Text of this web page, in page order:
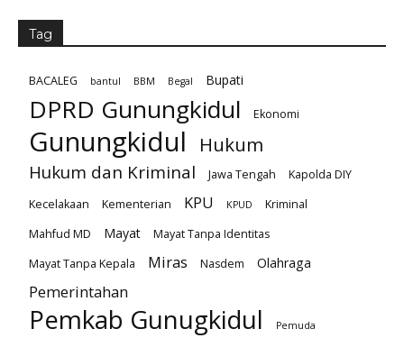
Tag
BACALEG bantul BBM Begal Bupati
DPRD Gunungkidul Ekonomi
Gunungkidul Hukum
Hukum dan Kriminal Jawa Tengah
Kapolda DIY
Kecelakaan
Kementerian KPU KPUD
Kriminal
Mahfud MD
Mayat
Mayat Tanpa Identitas
Mayat Tanpa Kepala
Miras Nasdem Olahraga
Pemerintahan
Pemkab Gunugkidul Pemuda